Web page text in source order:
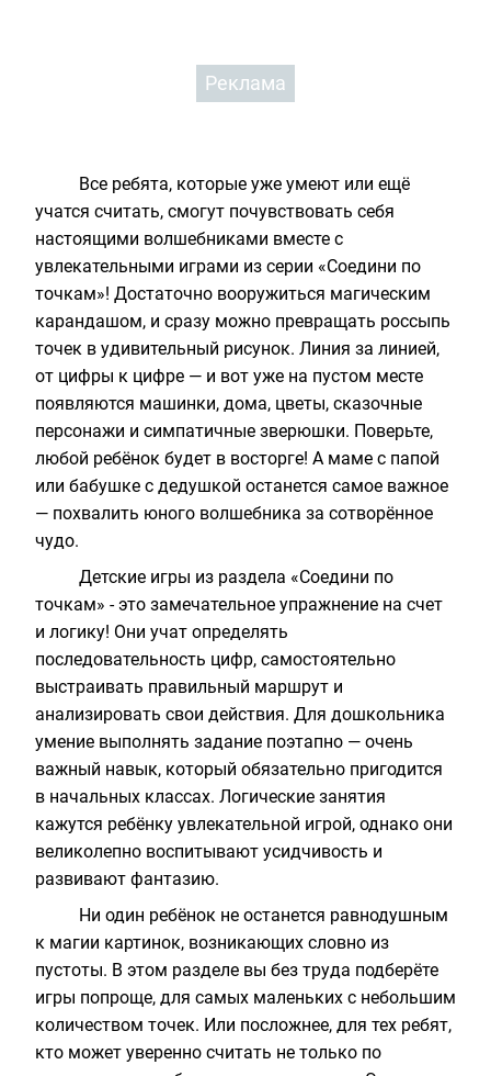
Реклама
Все ребята, которые уже умеют или ещё
учатся считать, смогут почувствовать себя
настоящими волшебниками вместе с
увлекательными играми из серии «Соедини по
точкам»! Достаточно вооружиться магическим
карандашом, и сразу можно превращать россыпь
точек в удивительный рисунок. Линия за линией,
от цифры к цифре — и вот уже на пустом месте
появляются машинки, дома, цветы, сказочные
персонажи и симпатичные зверюшки. Поверьте,
любой ребёнок будет в восторге! А маме с папой
или бабушке с дедушкой останется самое важное
— похвалить юного волшебника за сотворённое
чудо.
Детские игры из раздела «Соедини по
точкам» - это замечательное упражнение на счет
и логику! Они учат определять
последовательность цифр, самостоятельно
выстраивать правильный маршрут и
анализировать свои действия. Для дошкольника
умение выполнять задание поэтапно — очень
важный навык, который обязательно пригодится
в начальных классах. Логические занятия
кажутся ребёнку увлекательной игрой, однако они
великолепно воспитывают усидчивость и
развивают фантазию.
Ни один ребёнок не останется равнодушным
к магии картинок, возникающих словно из
пустоты. В этом разделе вы без труда подберёте
игры попроще, для самых маленьких с небольшим
количеством точек. Или посложнее, для тех ребят,
кто может уверенно считать не только по